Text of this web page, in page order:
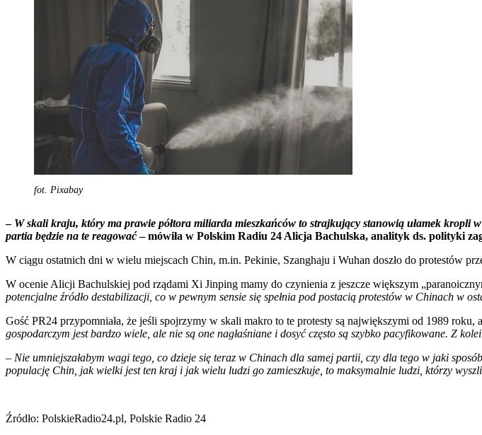
fot. Pixabay
– W skali kraju, który ma prawie półtora miliarda mieszkańców to strajkujący stanowią ułamek kropli
partia będzie na te reagować– mówiła w Polskim Radiu 24 Alicja Bachulska, analityk ds. polityki
W ciągu ostatnich dni w wielu miejscach Chin, m.in. Pekinie, Szanghaju i Wuhan doszło do protestów
W ocenie Alicji Bachulskiej pod rządami Xi Jinping mamy do czynienia z jeszcze większym
potencjalne źródło destabilizacji, co w pewnym sensie się spełnia pod postacią protestów w Chinach w
Gość PR24 przypomniała, że jeśli spojrzymy w skali makro to te protesty są największymi od 1989
gospodarczym jest bardzo wiele, ale nie są one nagłaśniane i dosyć często są szybko pacyfikowane. Z
– Nie umniejszałabym wagi tego, co dzieje się teraz w Chinach dla samej partii, czy dla tego w jaki
populację Chin, jak wielki jest ten kraj i jak wielu ludzi go zamieszkuje, to maksymalnie ludzi, którzy
Źródło: PolskieRadio24.pl, Polskie Radio 24